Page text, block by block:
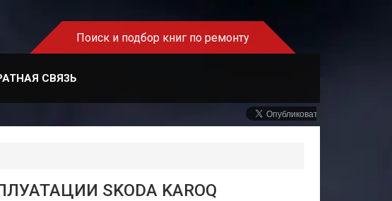
Поиск и подбор книг по ремонту
СВЯЗЬ
SKODA KAROQ